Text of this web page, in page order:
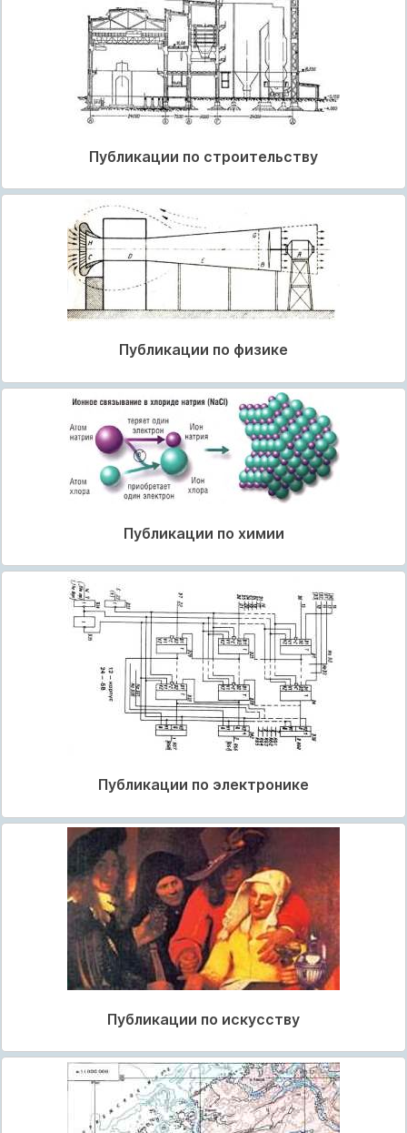
Публикации по строительству
Публикации по физике
Публикации по химии
Публикации по электронике
Публикации по искусству